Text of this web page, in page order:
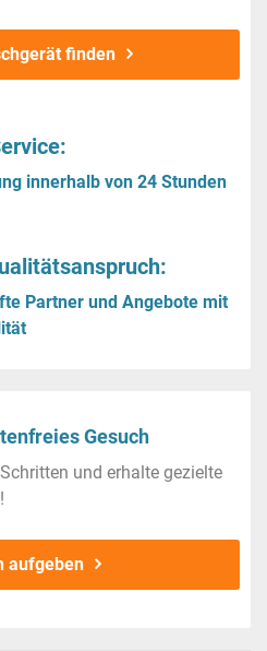
finden
innerhalb von 24 Stunden
Partner und Angebote mit
Gesuch
und erhalte gezielte
aufgeben